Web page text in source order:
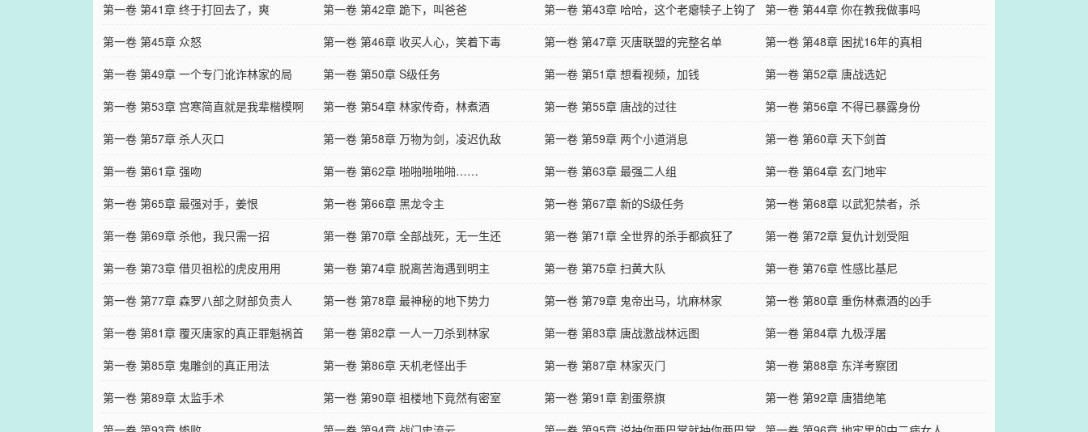
第一卷 第41章 终于打回去了，爽
第一卷 第42章 跪下，叫爸爸 第一卷 第43章 哈哈，这个老瘪犊子上钩了 第一卷 第44章 你在教我做事吗
第一卷 第45章 众怒
第一卷 第46章 收买人心，笑着下毒 第一卷 第47章 灭唐联盟的完整名单
第一卷 第48章 困扰16年的真相
第一卷 第49章 一个专门讹诈林家的局
第一卷 第50章 S级任务 第一卷 第51章 想看视频，加钱
第一卷 第52章 唐战选妃
第一卷 第53章 宫寒简直就是我辈楷模啊
第一卷 第54章 林家传奇，林煮酒 第一卷 第55章 唐战的过往
第一卷 第56章 不得已暴露身份
第一卷 第57章 杀人灭口
第一卷 第58章 万物为剑，凌迟仇敌 第一卷 第59章 两个小道消息
第一卷 第60章 天下剑首
第一卷 第61章 强吻
第一卷 第62章 啪啪啪啪啪…… 第一卷 第63章 最强二人组
第一卷 第64章 玄门地牢
第一卷 第65章 最强对手，姜恨
第一卷 第66章 黑龙令主 第一卷 第67章 新的S级任务
第一卷 第68章 以武犯禁者，杀
第一卷 第69章 杀他，我只需一招
第一卷 第70章 全部战死，无一生还 第一卷 第71章 全世界的杀手都疯狂了
第一卷 第72章 复仇计划受阻
第一卷 第73章 借贝祖松的虎皮用用
第一卷 第74章 脱离苦海遇到明主 第一卷 第75章 扫黄大队
第一卷 第76章 性感比基尼
第一卷 第77章 森罗八部之财部负责人
第一卷 第78章 最神秘的地下势力 第一卷 第79章 鬼帝出马，坑麻林家
第一卷 第80章 重伤林煮酒的凶手
第一卷 第81章 覆灭唐家的真正罪魁祸首
第一卷 第82章 一人一刀杀到林家 第一卷 第83章 唐战激战林远图
第一卷 第84章 九极浮屠
第一卷 第85章 鬼雕剑的真正用法
第一卷 第86章 天机老怪出手 第一卷 第87章 林家灭门
第一卷 第88章 东洋考察团
第一卷 第89章 太监手术
第一卷 第90章 祖楼地下竟然有密室 第一卷 第91章 割蛋祭旗
第一卷 第92章 唐猎绝笔